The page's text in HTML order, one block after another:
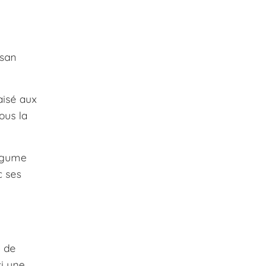
aux
la
ses
de